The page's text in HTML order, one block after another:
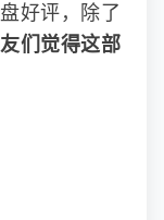
好评，除了
们觉得这部